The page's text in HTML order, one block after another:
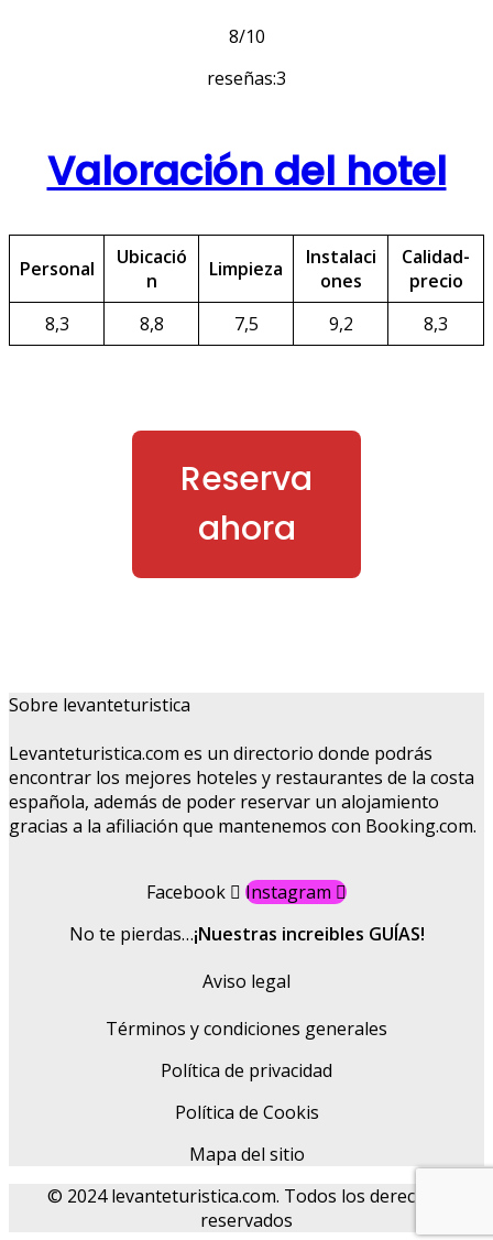
8/10
reseñas:3
Valoración del hotel
Personal
Ubicació
n
Limpieza
Instalaci
ones
Calidad-
precio
8,3
8,8 7,5 9,2 8,3
Reserva
ahora
Sobre levanteturistica
Levanteturistica.com es un directorio donde podrás
encontrar los mejores hoteles y restaurantes de la costa
española, además de poder reservar un alojamiento
gracias a la afiliación que mantenemos con Booking.com.
Facebook
Instagram
No te pierdas…¡Nuestras increibles GUÍAS!
Aviso legal
Términos y condiciones generales
Política de privacidad
Política de Cookis
Mapa del sitio
© 2024 levanteturistica.com. Todos los derechos
reservados